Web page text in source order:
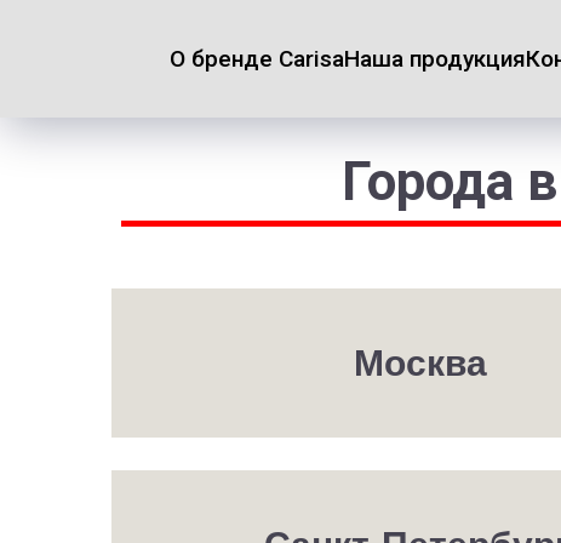
О бренде CarisaНаша продукция
Города
Москва